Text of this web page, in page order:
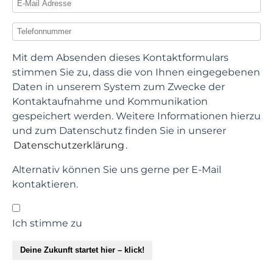
Mit dem Absenden dieses Kontaktformulars
stimmen Sie zu, dass die von Ihnen eingegebenen
Daten in unserem System zum Zwecke der
Kontaktaufnahme und Kommunikation
gespeichert werden. Weitere Informationen hierzu
und zum Datenschutz finden Sie in unserer
Datenschutzerklärung .
Alternativ können Sie uns gerne per E-Mail
kontaktieren.
Ich stimme zu
Deine Zukunft startet hier – klick!